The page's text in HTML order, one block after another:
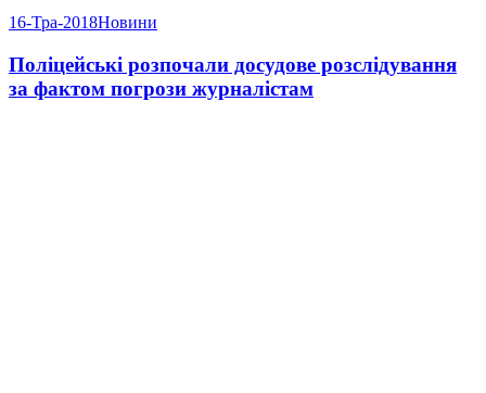
16-Тра-2018Новини
Поліцейські розпочали досудове розслідування
за фактом погрози журналістам